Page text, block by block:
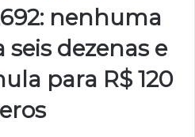
nenhuma
seis dezenas e
para R$ 120